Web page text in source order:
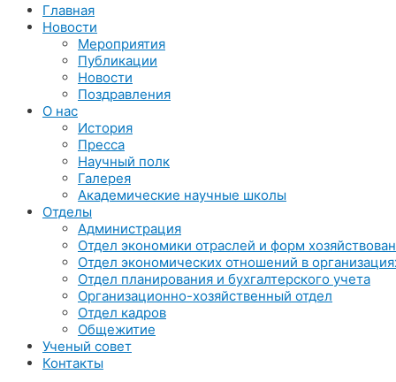
Главная
Новости
Мероприятия
Публикации
Новости
Поздравления
О нас
История
Пресса
Научный полк
Галерея
Академические научные школы
Отделы
Администрация
Отдел экономики отраслей и форм
Отдел экономических отношений в
Отдел планирования и бухгалтерского учета
Организационно-хозяйственный отдел
Отдел кадров
Общежитие
Ученый совет
Контакты